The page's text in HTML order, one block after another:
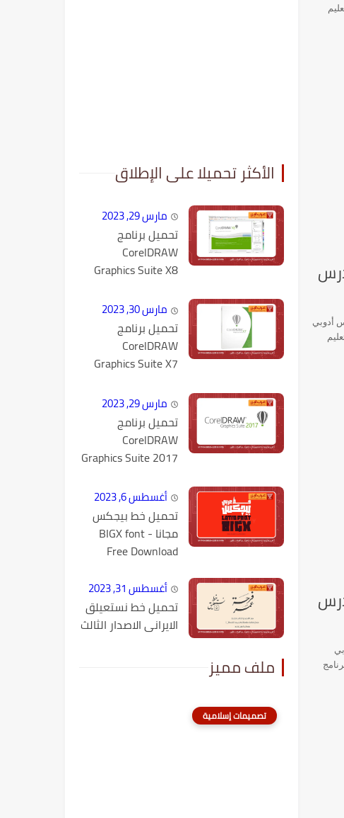
أدوبي
الأكثر تحميلا على الإطلاق
مارس 29, 2023
تحميل برنامج
CorelDRAW
Graphics Suite X8
مارس 30, 2023
تحميل برنامج
CorelDRAW
Graphics Suite X7
مارس 29, 2023
تحميل برنامج
CorelDRAW
Graphics Suite 2017
مع التفعيل
أغسطس 6, 2023
تحميل خط بيجكس
مجانا - BIGX font
Free Download
أغسطس 31, 2023
تحميل خط نستعيلق
الايرانى الاصدار الثالث
ملف مميز
تصميمات إسلامية